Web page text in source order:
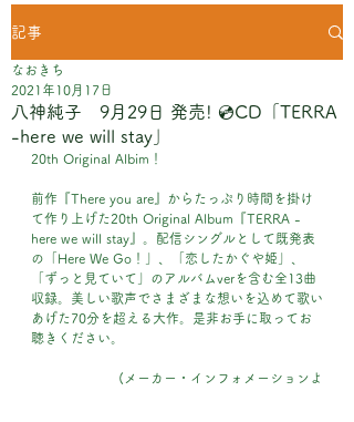
記事
八神純子 9月29日 発売! 💿CD「TERRA
-here we will stay」
なおきち
2021年10月17日
20th Original Albim！
前作『There you are』からたっぷり時間を掛け
て作り上げた20th Original Album『TERRA -
here we will stay』。配信シングルとして既発表
の「Here We Go！」、「恋したかぐや姫」、
「ずっと見ていて」のアルバムverを含む全13曲
収録。美しい歌声でさまざまな想いを込めて歌い
あげた70分を超える大作。是非お手に取ってお
聴きください。
(メーカー・インフォメーションよ